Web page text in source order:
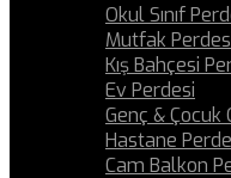
Okul Sınıf
Mutfak
Kış Bahçesi
Ev Perdesi
Genç & Çocuk
Hastane
Cam Balkon